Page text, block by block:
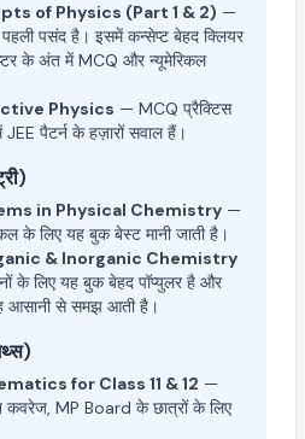
of Physics (Part 1 & 2) —
पसंद है। इसमें कन्सेप्ट बेहद क्लियर
के अंत में MCQ और न्यूमेरिकल
Physics — MCQ प्रैक्टिस
पैटर्न के हज़ारों सवाल हैं।
in Physical Chemistry —
के लिए यह बुक बेस्ट मानी जाती है।
& Inorganic Chemistry
के लिए यह बुक बेहद पॉप्युलर है और
आसानी से समझ आती है।
for Class 11 & 12 —
कवरेज, MP Board के छात्रों के लिए